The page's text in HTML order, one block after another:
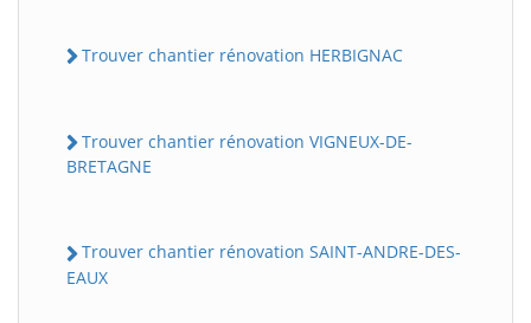
Trouver chantier rénovation HERBIGNAC
Trouver chantier rénovation VIGNEUX-DE-
BRETAGNE
Trouver chantier rénovation SAINT-ANDRE-DES-
EAUX